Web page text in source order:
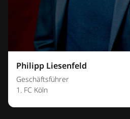
Philipp Liesenfeld
Geschäftsführer
1. FC Köln